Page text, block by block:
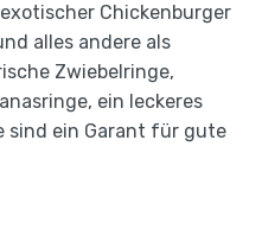
Chickenburger
alles andere als
Zwiebelringe,
ein leckeres
sind ein Garant für gute